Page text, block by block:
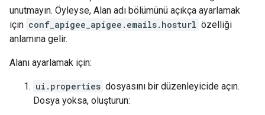
unutmayın. Öyleyse, Alan adı bölümünü açıkça ayarlamak
için conf_apigee_apigee.emails.hosturl özelliği
anlamına gelir.
Alanı ayarlamak için:
ui.properties dosyasını bir düzenleyicide açın.
Dosya yoksa, oluşturun: